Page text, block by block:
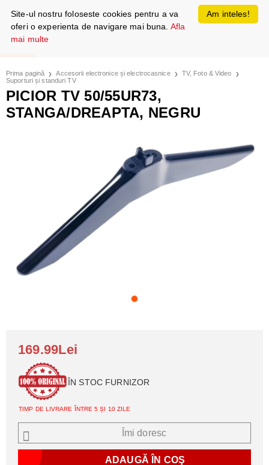
Prima pagină Accesorii electronice și electrocasnice
TV, Foto & Video
Suporturi și standuri TV
PICIOR TV 50/55UR73,
STANGA/DREAPTA, NEGRU
169.99Lei
ÎN STOC FURNIZOR
TIMP DE LIVRARE ÎNTRE 5 ȘI 10 ZILE
Îmi doresc
Am inteles!
Site-ul nostru foloseste cookies pentru a va
oferi o experienta de navigare mai buna. Afla
mai multe